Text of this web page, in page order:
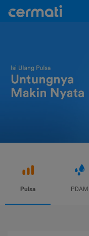
Pulsa PDAM